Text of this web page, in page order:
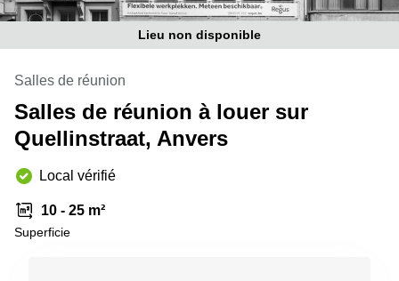
Salle de
Bruxelles
Lieu non disponible
Salles de réunion
Salles de réunion à louer sur
Quellinstraat, Anvers
Local vérifié
10 - 25 m²
Superficie